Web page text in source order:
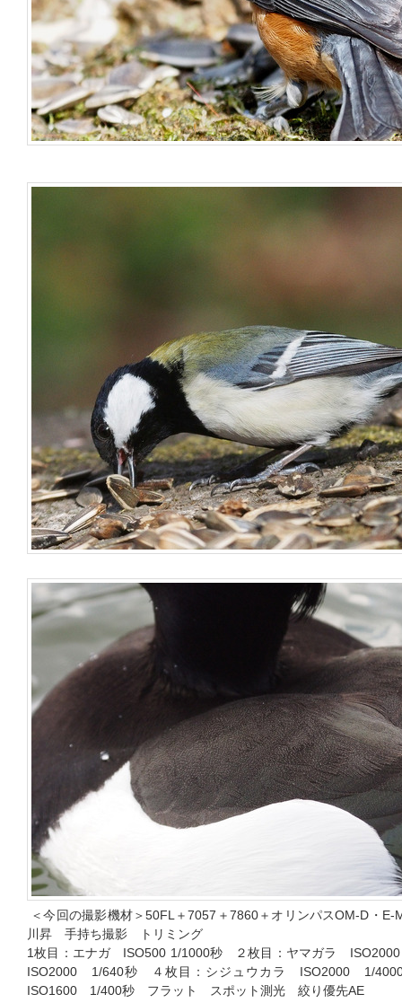
＜今回の撮影機材＞50FL＋7057＋7860＋オリンパスOM-D・
川昇 手持ち撮影 トリミング
1枚目：エナガ ISO500 1/1000秒 ２枚目：ヤマガラ
ISO2000 1/640秒 ４枚目：シジュウカラ ISO2000 1/
ISO1600 1/400秒 フラット スポット測光 絞り優先AE